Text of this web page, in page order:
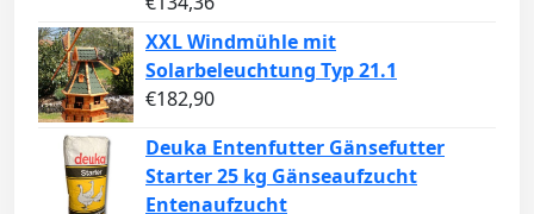
XXL Windmühle mit
Solarbeleuchtung Typ 21.1
€182,90
Deuka Entenfutter Gänsefutter
Starter 25 kg Gänseaufzucht
Entenaufzucht